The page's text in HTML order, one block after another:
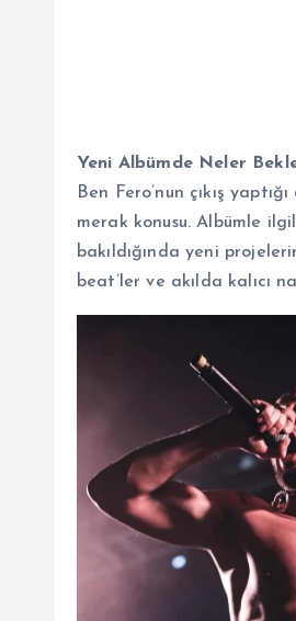
Yeni Albümde Neler
Ben Fero’nun çıkış
merak konusu. Albümle
bakıldığında yeni
beat’ler ve akılda kalıcı